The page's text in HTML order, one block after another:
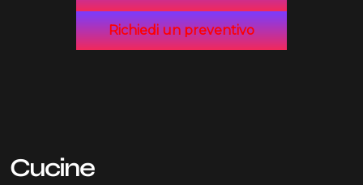
Richiedi un preventivo
Cucine